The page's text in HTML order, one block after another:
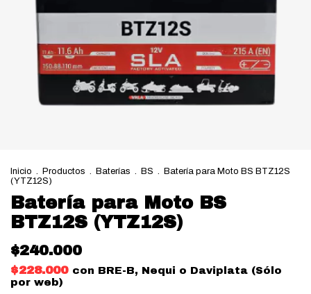
Inicio . Productos . Baterías . BS .
Batería para Moto BS BTZ12S
(YTZ12S)
Batería para Moto BS
BTZ12S (YTZ12S)
$240.000
$228.000 con BRE-B, Nequi o Daviplata (Sólo
por web)